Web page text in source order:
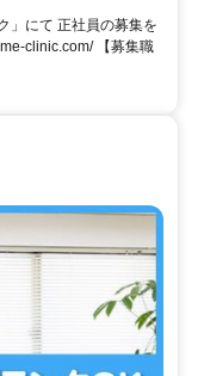
」にて 正社員の募集を
clinic.com/ 【募集職